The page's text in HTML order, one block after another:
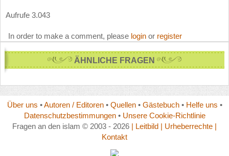
Aufrufe 3.043
In order to make a comment, please login or register
ÄHNLICHE FRAGEN
Über uns •Autoren / Editoren• Quellen• Gästebuch• Helfe uns •
Datenschutzbestimmungen• Unsere Cookie-Richtlinie
Fragen an den islam © 2003 - 2026 | Leitbild | Urheberrechte |
Kontakt